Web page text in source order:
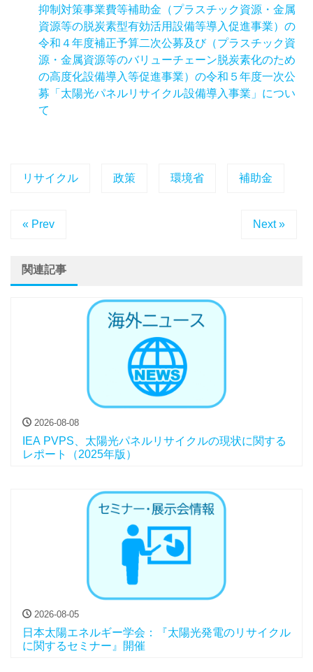
抑制対策事業費等補助金（プラスチック資源・金属
資源等の脱炭素型有効活用設備等導入促進事業）の
令和４年度補正予算二次公募及び（プラスチック資
源・金属資源等のバリューチェーン脱炭素化のため
の高度化設備導入等促進事業）の令和５年度一次公
募「太陽光パネルリサイクル設備導入事業」につい
て
リサイクル 政策 環境省 補助金
« Prev Next »
関連記事
2026-08-08
IEA PVPS、太陽光パネルリサイクルの現状に関する
レポート（2025年版）
2026-08-05
日本太陽エネルギー学会：『太陽光発電のリサイクル
に関するセミナー』開催